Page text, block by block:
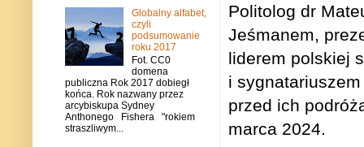
Politolog dr
Jeśmanem,
liderem polskiej
i
przed ich
marca 2024.
Globalny alfabet,
czyli
podsumowanie
roku 2017
Fot. CC0
domena
publiczna Rok 2017 dobiegł
końca. Rok nazwany przez
arcybiskupa Sydney
Anthonego Fishera "rokiem
straszliwym...